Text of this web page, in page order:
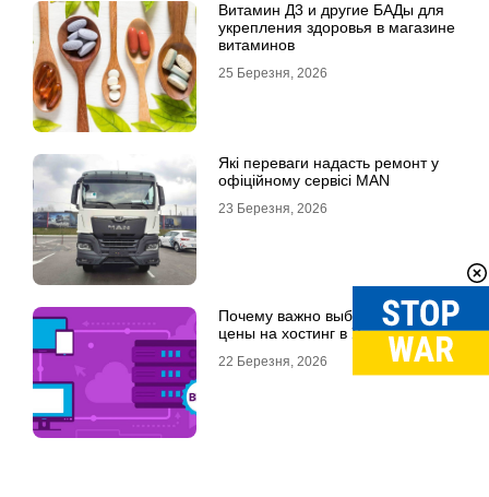
Витамин Д3 и другие БАДы для
укрепления здоровья в магазине
витаминов
25 Березня, 2026
Які переваги надасть ремонт у
офіційному сервісі MAN
23 Березня, 2026
Почему важно выбрать хорошие
цены на хостинг в Украине
22 Березня, 2026